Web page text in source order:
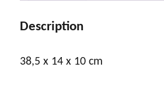
Description
38,5 x 14 x 10 cm